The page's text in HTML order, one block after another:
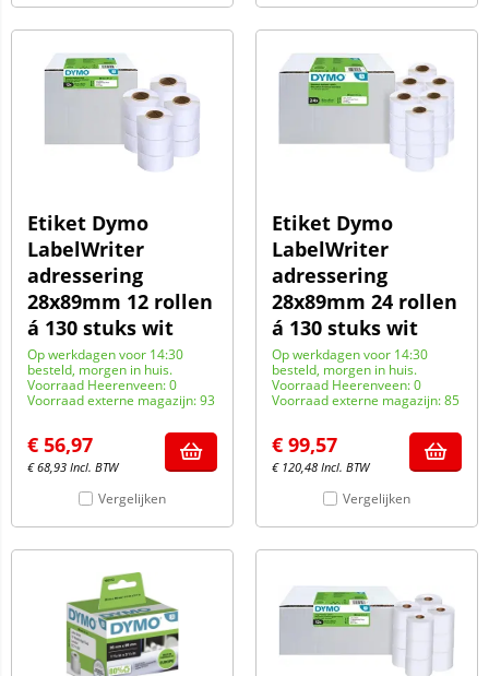
Etiket Dymo
LabelWriter
adressering
28x89mm 12 rollen
á 130 stuks wit
Op werkdagen voor 14:30
besteld, morgen in huis.
Voorraad Heerenveen: 0
Voorraad externe magazijn: 93
€ 56,97
€68,93 Incl. BTW
Vergelijken
Etiket Dymo
LabelWriter
adressering
28x89mm 24 rollen
á 130 stuks wit
Op werkdagen voor 14:30
besteld, morgen in huis.
Voorraad Heerenveen: 0
Voorraad externe magazijn: 85
€ 99,57
€ 120,48 Incl. BTW
Vergelijken